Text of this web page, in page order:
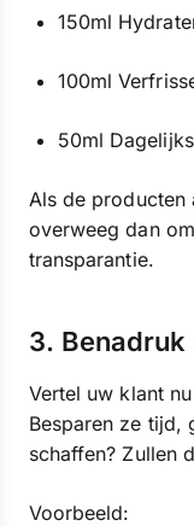
150ml
100ml
50ml
Als de
overweeg dan
transparantie.
3. Benadruk
Vertel uw klant
Besparen ze tijd,
schaffen? Zullen
Voorbeeld: